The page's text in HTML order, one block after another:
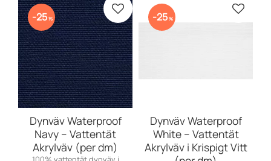
Dynväv Waterproof
Navy – Vattentät
Akrylväv (per dm)
25% Lisää suosikiksi
Dynväv Waterproof
White – Vattentät
Akrylväv i Krispigt Vitt
25% Lisää